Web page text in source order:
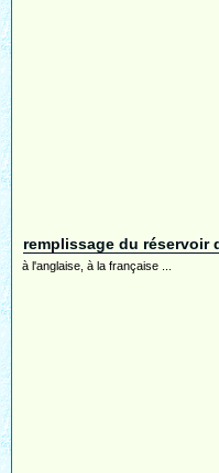
remplissage du réservoir
à l'anglaise, à la française ...